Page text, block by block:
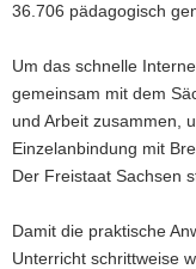
36.706 pädagogisch
Um das schnelle
gemeinsam mit dem
und Arbeit zusammen,
Einzelanbindung mit
Der Freistaat Sachsen
Damit die praktische
Unterricht schrittweise